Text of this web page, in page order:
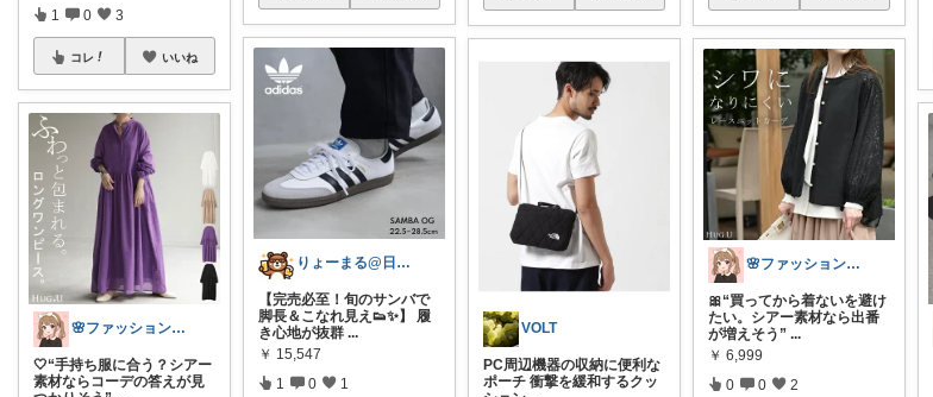
1 0 3
コレ いいね
🌸ファッションハナコの可愛さラボ🌸
🤍“手持ち服に合う？シアー
素材ならコーデの答えが見
りょーまる@日用品×ファッション
【完売必至！旬のサンバで
脚長＆こなれ見え👟✨】 履
き心地が抜群 ...
￥ 15,547
1 0 1
VOLT
PC周辺機器の収納に便利な
ポーチ 衝撃を緩和するクッ
🌸ファッションハナコの可愛さラボ🌸
🎀“買ってから着ないを避け
たい。シアー素材なら出番
が増えそう” ...
￥ 6,999
0 0 2